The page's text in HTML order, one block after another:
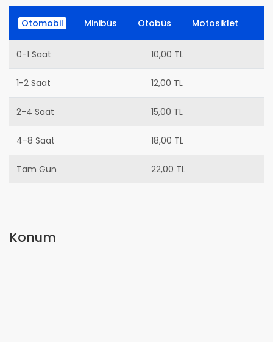
Otomobil Minibüs Otobüs Motosiklet
0-1 Saat 10,00 TL
1-2 Saat 12,00 TL
2-4 Saat 15,00 TL
4-8 Saat 18,00 TL
Tam Gün 22,00 TL
Konum